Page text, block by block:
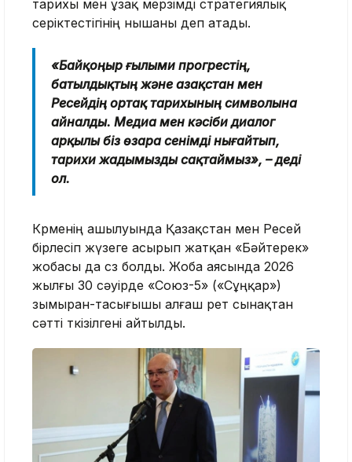
тарихы мен ұзақ мерзімді стратегиялық
серіктестігінің нышаны деп атады.
«Байқоңыр ғылыми прогрестің,
батылдықтың және Қазақстан мен
Ресейдің ортақ тарихының символына
айналды. Медиа мен кәсіби диалог
арқылы біз өзара сенімді нығайтып,
тарихи жадымызды сақтаймыз», – деді
ол.
Көрменің ашылуында Қазақстан мен Ресей
бірлесіп жүзеге асырып жатқан «Бәйтерек»
жобасы да сөз болды. Жоба аясында 2026
жылғы 30 сәуірде «Союз-5» («Сұңқар»)
зымыран-тасығышы алғаш рет сынақтан
сәтті өткізілгені айтылды.